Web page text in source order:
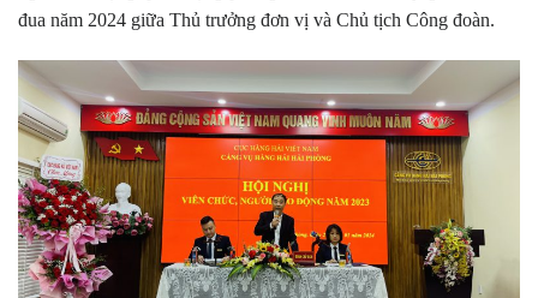
đua năm 2024 giữa Thủ trưởng đơn vị và Chủ tịch Công đoàn.